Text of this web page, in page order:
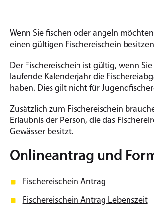
Wenn Sie fischen oder angeln
einen gültigen Fischereischein
Der Fischereischein ist gültig, wenn Sie
laufende Kalenderjahr die
haben. Dies gilt nicht für
Zusätzlich zum Fischereischein
Erlaubnis der Person, die das
Gewässer besitzt.
Onlineantrag und
Fischereischein Antrag
Fischereischein Antrag Lebenszeit